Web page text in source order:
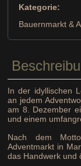
Kategorie:
Bauernmarkt &
In der idyllischen
an jedem
am 8. Dezember
und einem
Nach dem
Adventmarkt in
das Handwerk und